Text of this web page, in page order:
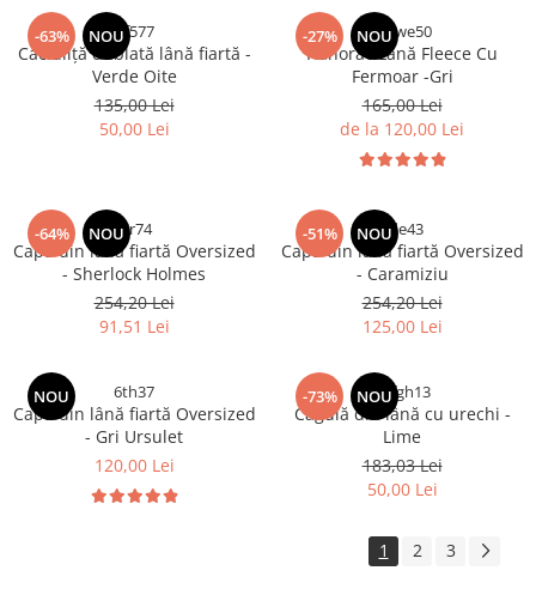
-63% NOUdf577
Caciuliță dublată lână fiartă -
Verde Oite
135,00 Lei
50,00 Lei
-27% NOUer3we50
Hanorac Lână Fleece Cu
Fermoar -Gri
165,00 Lei
de la 120,00 Lei
-64% NOUfer74
Capă din lână fiartă Oversized
- Sherlock Holmes
254,20 Lei
91,51 Lei
-51% NOUede43
Capă din lână fiartă Oversized
- Caramiziu
254,20 Lei
125,00 Lei
NOU 6th37
Capă din lână fiartă Oversized
- Gri Ursulet
120,00 Lei
-73% NOU5yfgh13
Cagulă din lână cu urechi -
Lime
183,03 Lei
50,00 Lei
1 2 3